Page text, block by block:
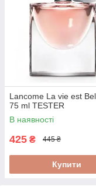
Lancome La vie est
75 ml TESTER
В наявності
425 ₴ 445 ₴
Купити